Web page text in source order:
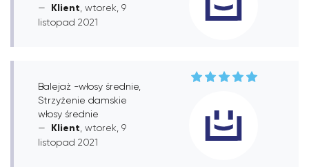
Klient , wtorek, 9
listopad 2021
Balejaż -włosy średnie,
Strzyżenie damskie
włosy średnie
Klient , wtorek, 9
listopad 2021